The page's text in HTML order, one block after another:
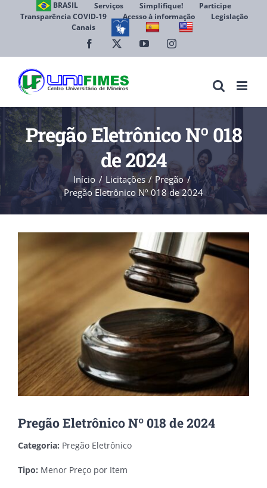
BRASIL Serviços Simplifique!
Participe
Transparência COVID-19
Acesso à informação
Legislação
Canais
Facebook YouTubeInstagram
Pregão Eletrônico Nº 018
de 2024
Início Licitações
Pregão
Pregão Eletrônico Nº 018 de 2024
Larger
Image
Pregão Eletrônico Nº 018 de 2024
Categoria: Pregão Eletrônico
Tipo: Menor Preço por Item